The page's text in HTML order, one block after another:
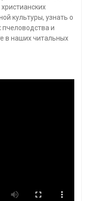
культуры, узнать о
пчеловодства и
в наших читальных